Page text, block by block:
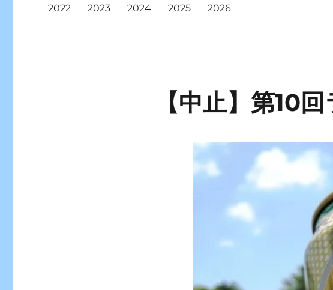
2022 2023 2024 2025 2026
【中止】第10